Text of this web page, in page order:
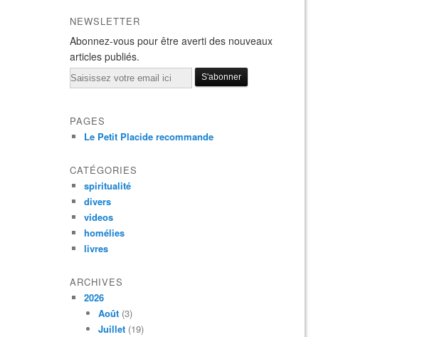
NEWSLETTER
Abonnez-vous pour être averti des nouveaux
articles publiés.
Email
PAGES
Le Petit Placide recommande
CATÉGORIES
spiritualité
divers
videos
homélies
livres
ARCHIVES
2026
Août (3)
Juillet (19)